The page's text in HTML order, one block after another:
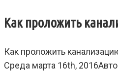
Как проложить
Как проложить
Среда марта 16th, 2016